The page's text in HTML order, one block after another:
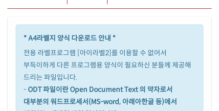
* A4라벨지 양식 다운로드 안내 *
전용 라벨프로그램 [아이라벨2]를 이용할 수 없어서
부득이하게 다른 프로그램용 양식이 필요하신 분들께 제공해
드리는 파일입니다.
-ODT 파일이란 Open Document Text 의 약자로서
대부분의 워드프로세서(MS-word, 아래아한글 등)에서